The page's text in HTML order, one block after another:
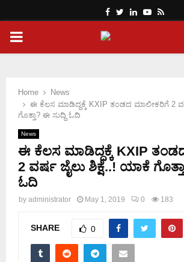
Facebook
Twitter
LinkedinYoutube
Rss
PRIMARY
Home
News
ಈ ಕೆಲಸ ಮಾಡಿದ್ದಕ್ಕೆ KXIP ತಂಡದ ಮಾಲೀಕರಿಗೆ 2
ಗೊತ್ತಾ? ಈ ಸುದ್ದಿ ಓದಿ
News
ಈ ಕೆಲಸ ಮಾಡಿದ್ದಕ್ಕೆ KXIP
2 ವರ್ಷ ಜೈಲು ಶಿಕ್ಷೆ..! ಯಾಕೆ
ಓದಿ
by administrator May 1, 2019 0 183
SHARE 0